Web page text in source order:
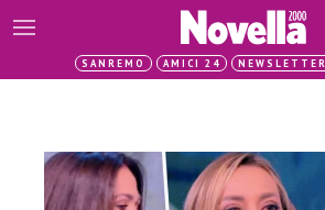
SANREMO AMICI 24 NEWSLETTER